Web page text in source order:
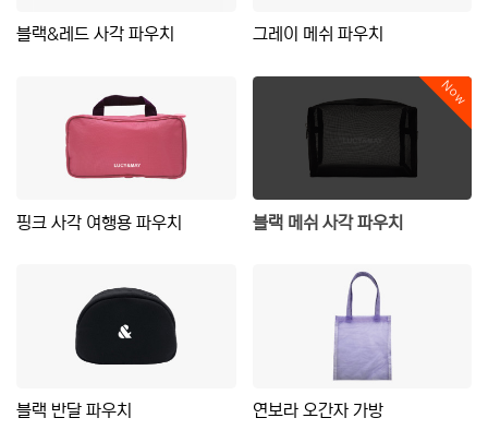
블랙&레드 사각 파우치 그레이 메쉬 파우치
핑크 사각 여행용 파우치
Now
블랙 메쉬 사각 파우치
블랙 반달 파우치 연보라 오간자 가방